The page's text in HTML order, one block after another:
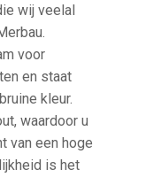
wij veelal
voor
en staat
kleur.
waardoor u
van een hoge
is het